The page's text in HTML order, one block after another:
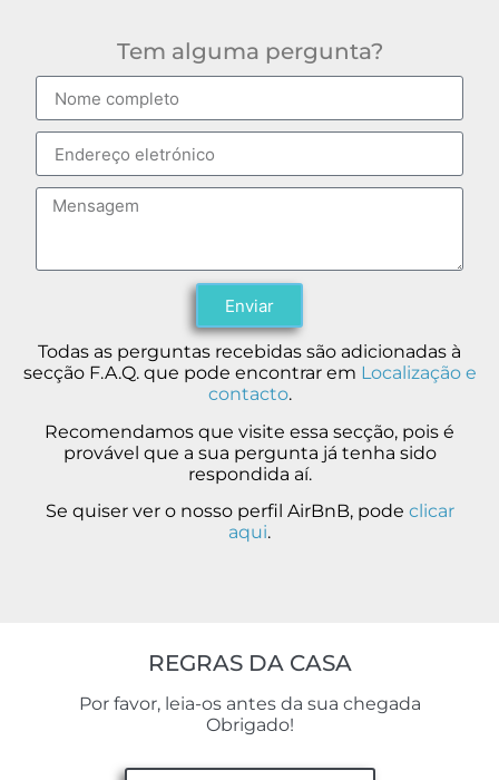
Tem alguma pergunta?
Enviar
Todas as perguntas recebidas são adicionadas à
secção F.A.Q. que pode encontrar em Localização e
contacto.
Recomendamos que visite essa secção, pois é
provável que a sua pergunta já tenha sido
respondida aí.
Se quiser ver o nosso perfil AirBnB, pode clicar
aqui.
REGRAS DA CASA
Por favor, leia-os antes da sua chegada
Obrigado!